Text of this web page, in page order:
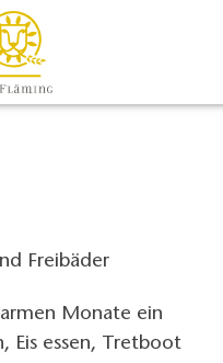
Freibäder
Monate ein
Eis essen, Tretboot